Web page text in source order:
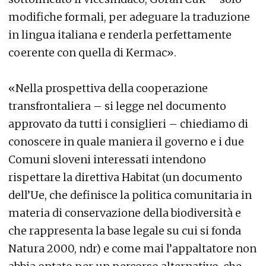
modifiche formali, per adeguare la traduzione
in lingua italiana e renderla perfettamente
coerente con quella di Kermac».
«Nella prospettiva della cooperazione
transfrontaliera – si legge nel documento
approvato da tutti i consiglieri – chiediamo di
conoscere in quale maniera il governo e i due
Comuni sloveni interessati intendono
rispettare la direttiva Habitat (un documento
dell’Ue, che definisce la politica comunitaria in
materia di conservazione della biodiversità e
che rappresenta la base legale su cui si fonda
Natura 2000, ndr) e come mai l’appaltatore non